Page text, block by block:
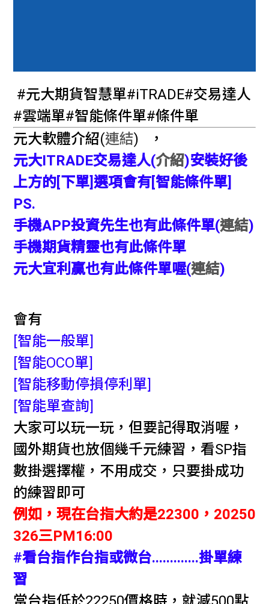
#元大期貨智慧單#iTRADE#交易達人
#雲端單#智能條件單#條件單
元大軟體介紹(連結) ，
元大ITRADE交易達人(介紹)安裝好後
上方的[下單]選項會有[智能條件單]
PS.
手機APP投資先生也有此條件單(連結)
手機期貨精靈也有此條件單
元大宜利贏也有此條件單喔(連結)
會有
[智能一般單]
[智能OCO單]
[智能移動停損停利單]
[智能單查詢]
大家可以玩一玩，但要記得取消喔，
國外期貨也放個幾千元練習，看SP指
數掛選擇權，不用成交，只要掛成功
的練習即可
例如，現在台指大約是22300，20250
326三PM16:00
#看台指作台指或微台.............掛單練
習